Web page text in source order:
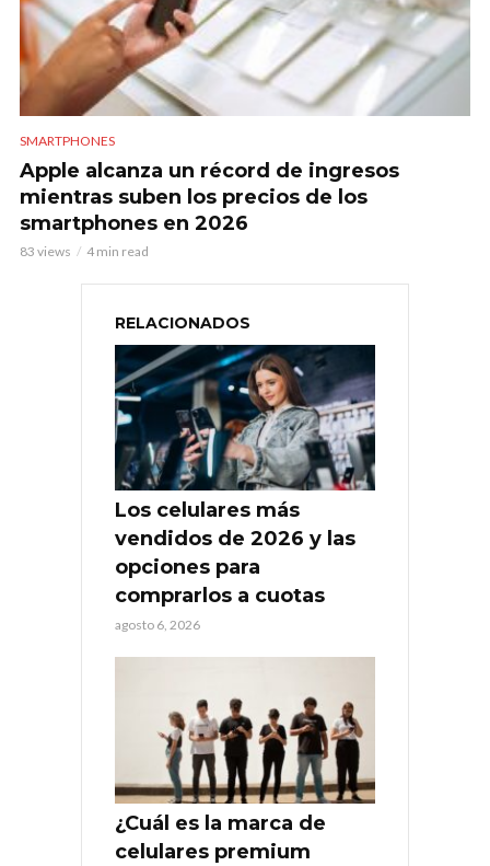
SMARTPHONES
Apple alcanza un récord de ingresos
mientras suben los precios de los
smartphones en 2026
83 views 4 min read
RELACIONADOS
Los celulares más
vendidos de 2026 y las
opciones para
comprarlos a cuotas
agosto 6, 2026
¿Cuál es la marca de
celulares premium